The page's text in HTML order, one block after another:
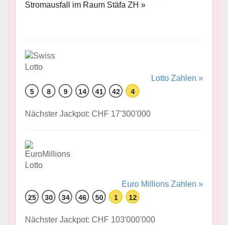
Stromausfall im Raum Stäfa ZH »
Lotto Zahlen »
5 8 9 14 41 42 4
Nächster Jackpot: CHF 17'300'000
Euro Millions Zahlen »
25 30 34 46 50 1 12
Nächster Jackpot: CHF 103'000'000